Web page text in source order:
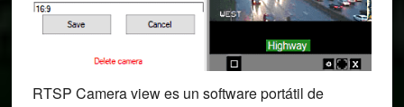
RTSP Camera view es un software portátil de